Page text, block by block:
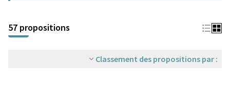
57 propositions
Classement des propositions par :